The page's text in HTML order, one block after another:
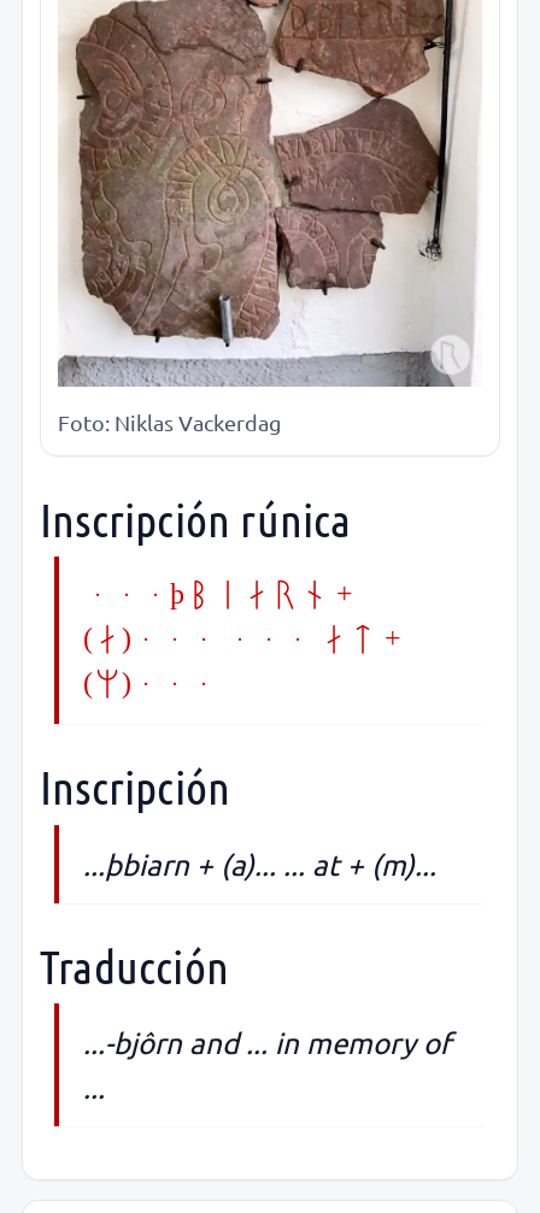
Foto: Niklas Vackerdag
Inscripción rúnica
...þbiarn +
(a)... ... at +
(m)...
Inscripción
...þbiarn + (a)... ... at + (m)...
Traducción
...-bjôrn and ... in memory of
...